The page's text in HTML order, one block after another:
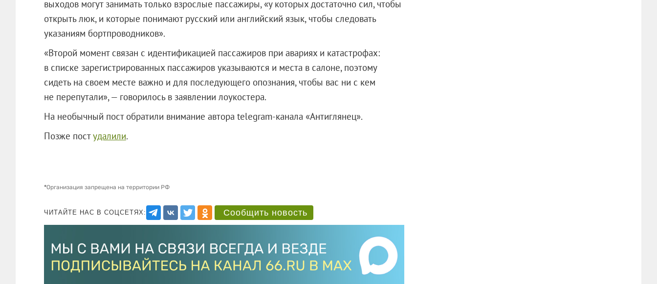
выходов могут занимать только взрослые пассажиры, «у которых достаточно сил, чтобы
открыть люк, и которые понимают русский или английский язык, чтобы следовать
указаниям бортпроводников».
«Второй момент связан с идентификацией пассажиров при авариях и катастрофах:
в списке зарегистрированных пассажиров указываются и места в салоне, поэтому
сидеть на своем месте важно и для последующего опознания, чтобы вас ни с кем
не перепутали», — говорилось в заявлении лоукостера.
На необычный пост обратили внимание автора telegram-канала «Антиглянец».
Позже постудалили.
*Организация запрещена на территории РФ
ЧИТАЙТЕ НАС В СОЦСЕТЯХ: Сообщить новость